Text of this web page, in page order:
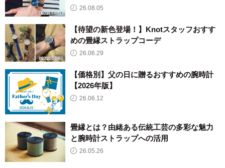
26.08.05
【待望の新色登場！】Knotスタッフおすす
めの畳縁ストラップコーデ
26.06.29
【価格別】父の日に贈るおすすめの腕時計
【2026年版】
26.06.12
畳縁とは？由緒ある伝統工芸の多彩な魅力
と腕時計ストラップへの活用
26.05.26